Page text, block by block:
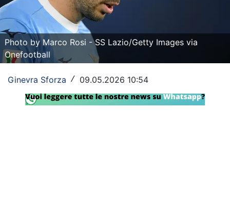
Champions League
Europa League
Altri Sport
Formula 1
Tennis
Photo by Marco Rosi - SS Lazio/Getty Images via
Onefootball
Ginevra Sforza / 09.05.2026 10:54